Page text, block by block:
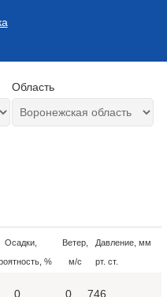
Область
Осадки,
%
Ветер,
м/с
Давление, мм
рт. ст.
0 0 746